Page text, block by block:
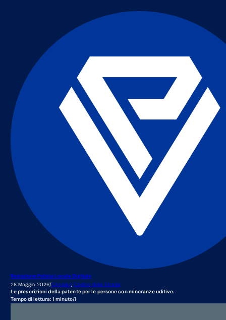
Redazione Polizia Locale Digitale
28 Maggio 2026/Circolari, Codice della Strada
Le prescrizioni della patente per le persone con minoranze uditive.
Tempo di lettura: 1 minuto/i